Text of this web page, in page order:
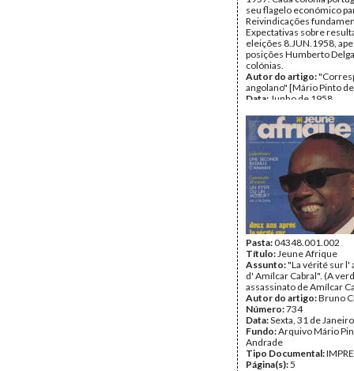
seu flagelo económico
Reivindicações
Expectativas sobre
eleições 8.JUN.1958,
posições Humberto
colónias.
Autor do artigo:
angolano" [Mário Pinto
Data: Junho de 1958
Andrade
Tipo Documental:
Página(s):3
Pasta:04348.001.002
Título:Jeune Afrique
Assunto:"La vérité sur l'
d' Amílcar Cabral". (A
assassinato de Amílcar
Autor do artigo:Bruno
Número:734
Data:Sexta, 31 de
Fundo:Arquivo Mário
Andrade
Tipo Documental:
Página(s):5